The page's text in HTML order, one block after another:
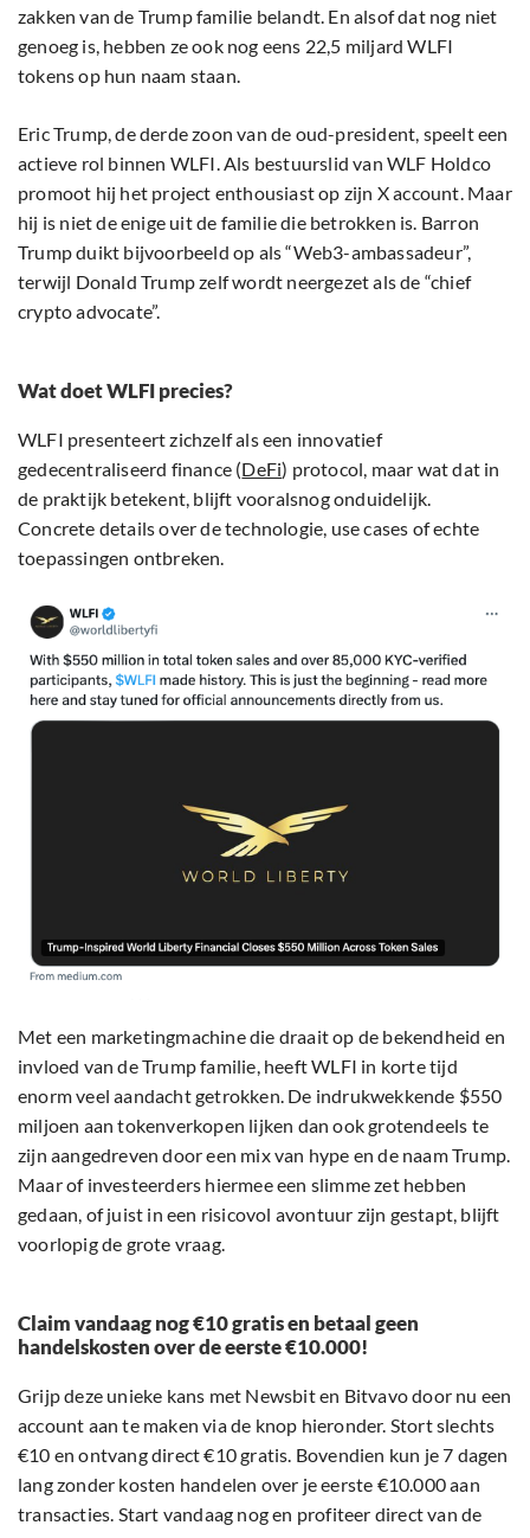
zakken van de Trump familie belandt. En alsof dat nog niet
genoeg is, hebben ze ook nog eens 22,5 miljard WLFI
tokens op hun naam staan.
Eric Trump, de derde zoon van de oud-president, speelt een
actieve rol binnen WLFI. Als bestuurslid van WLF Holdco
promoot hij het project enthousiast op zijn X account. Maar
hij is niet de enige uit de familie die betrokken is. Barron
Trump duikt bijvoorbeeld op als “Web3-ambassadeur”,
terwijl Donald Trump zelf wordt neergezet als de “chief
crypto advocate”.
Wat doet WLFI precies?
WLFI presenteert zichzelf als een innovatief
gedecentraliseerd finance (DeFi) protocol, maar wat dat in
de praktijk betekent, blijft vooralsnog onduidelijk.
Concrete details over de technologie, use cases of echte
toepassingen ontbreken.
Met een marketingmachine die draait op de bekendheid en
invloed van de Trump familie, heeft WLFI in korte tijd
enorm veel aandacht getrokken. De indrukwekkende $550
miljoen aan tokenverkopen lijken dan ook grotendeels te
zijn aangedreven door een mix van hype en de naam Trump.
Maar of investeerders hiermee een slimme zet hebben
gedaan, of juist in een risicovol avontuur zijn gestapt, blijft
voorlopig de grote vraag.
Claim vandaag nog €10 gratis en betaal geen
handelskosten over de eerste €10.000!
Grijp deze unieke kans met Newsbit en Bitvavo door nu een
account aan te maken via de knop hieronder. Stort slechts
€10 en ontvang direct €10 gratis. Bovendien kun je 7 dagen
lang zonder kosten handelen over je eerste €10.000 aan
transacties. Start vandaag nog en profiteer direct van de